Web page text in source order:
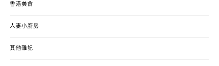
香港美食
人妻小廚房
其他雜記